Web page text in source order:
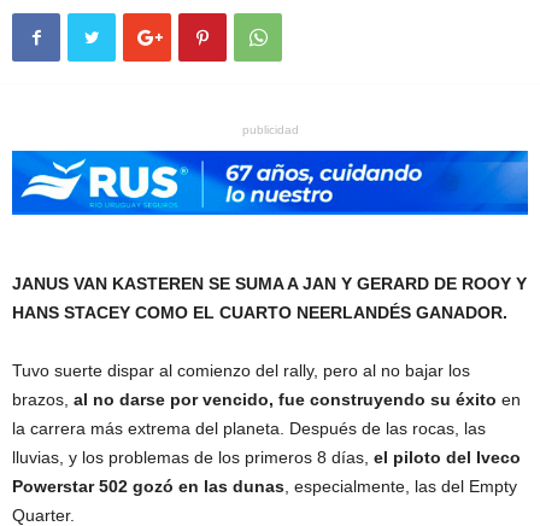
publicidad
JANUS VAN KASTEREN SE SUMA A JAN Y GERARD DE ROOY Y
HANS STACEY COMO EL CUARTO NEERLANDÉS GANADOR.
Tuvo suerte dispar al comienzo del rally, pero al no bajar los
brazos, al no darse por vencido, fue construyendo su éxito en
la carrera más extrema del planeta. Después de las rocas, las
lluvias, y los problemas de los primeros 8 días, el piloto del Iveco
Powerstar 502 gozó en las dunas , especialmente, las del Empty
Quarter.